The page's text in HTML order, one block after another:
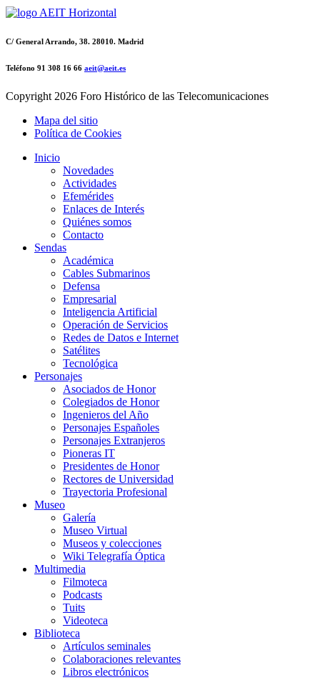
C/ General Arrando, 38. 28010. Madrid
Teléfono 91 308 16 66 aeit@aeit.es
Copyright 2026 Foro Histórico de las Telecomunicaciones
Mapa del sitio
Política de Cookies
Inicio
Novedades
Actividades
Efemérides
Enlaces de Interés
Quiénes somos
Contacto
Sendas
Académica
Cables Submarinos
Defensa
Empresarial
Inteligencia Artificial
Operación de Servicios
Redes de Datos e Internet
Satélites
Tecnológica
Personajes
Asociados de Honor
Colegiados de Honor
Ingenieros del Año
Personajes Españoles
Personajes Extranjeros
Pioneras IT
Presidentes de Honor
Rectores de Universidad
Trayectoria Profesional
Museo
Galería
Museo Virtual
Museos y colecciones
Wiki Telegrafía Óptica
Multimedia
Filmoteca
Podcasts
Tuits
Videoteca
Biblioteca
Artículos seminales
Colaboraciones relevantes
Libros electrónicos